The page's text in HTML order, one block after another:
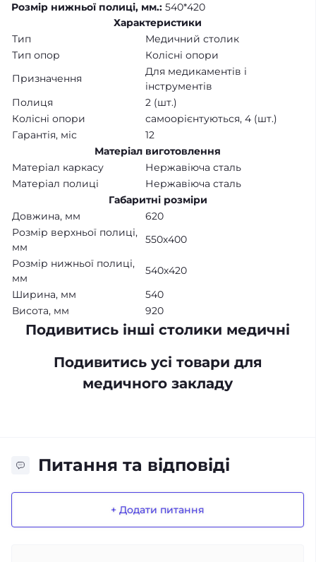
Розмір нижньої полиці, мм.: 540*420
Характеристики
Тип
Медичний столик
Тип опор
Колісні опори
Призначення
Для медикаментів і
інструментів
Полиця
2 (шт.)
Колісні опори
самоорієнтуються, 4 (шт.)
Гарантія, міс
12
Матеріал виготовлення
Матеріал каркасу
Нержавіюча сталь
Матеріал полиці
Нержавіюча сталь
Габаритні розміри
Довжина, мм
620
Розмір верхньої полиці,
мм
550х400
Розмір нижньої полиці,
мм
540х420
Ширина, мм
540
Висота, мм
920
Подивитись інші столики медичні
Подивитись усі товари для
медичного закладу
Питання та відповіді
+ Додати питання